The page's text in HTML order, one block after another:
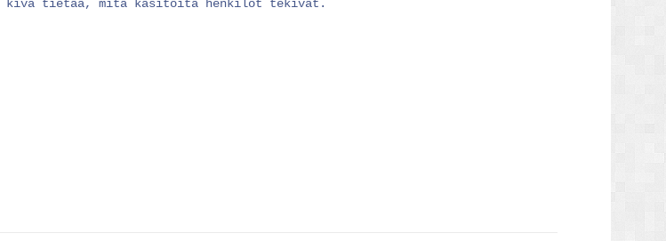
kiva tietää, mitä käsitöitä henkilöt tekivät.